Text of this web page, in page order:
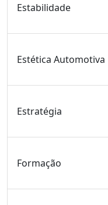
Estabilidade
Estética Automotiva
Estratégia
Formação